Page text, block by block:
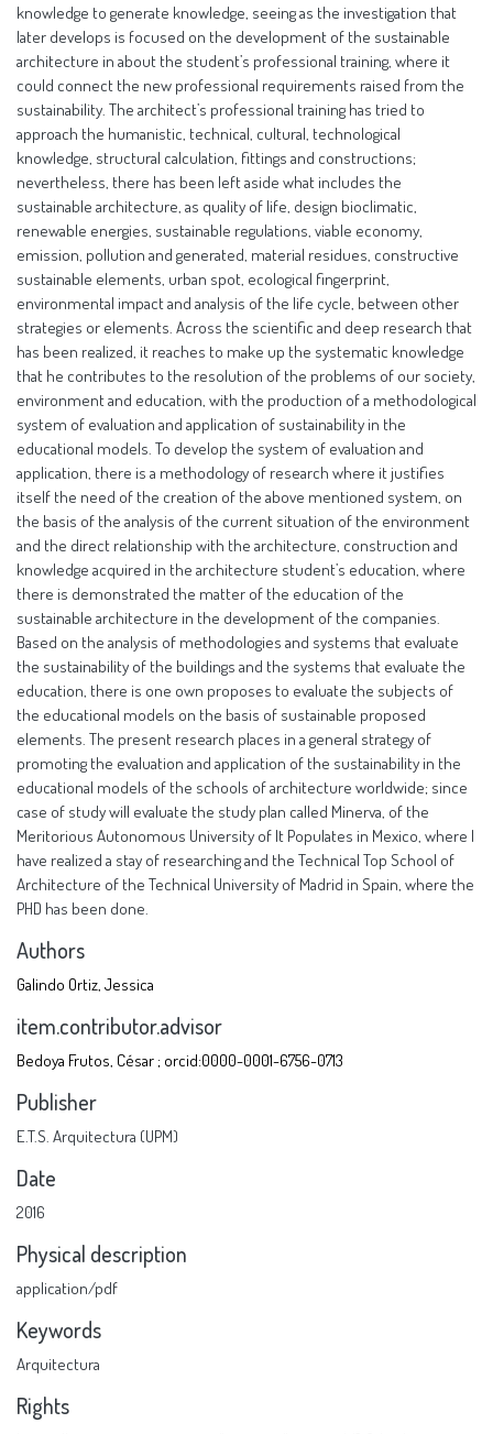
knowledge to generate knowledge, seeing as the investigation that
later develops is focused on the development of the sustainable
architecture in about the student’s professional training, where it
could connect the new professional requirements raised from the
sustainability. The architect’s professional training has tried to
approach the humanistic, technical, cultural, technological
knowledge, structural calculation, fittings and constructions;
nevertheless, there has been left aside what includes the
sustainable architecture, as quality of life, design bioclimatic,
renewable energies, sustainable regulations, viable economy,
emission, pollution and generated, material residues, constructive
sustainable elements, urban spot, ecological fingerprint,
environmental impact and analysis of the life cycle, between other
strategies or elements. Across the scientific and deep research that
has been realized, it reaches to make up the systematic knowledge
that he contributes to the resolution of the problems of our society,
environment and education, with the production of a methodological
system of evaluation and application of sustainability in the
educational models. To develop the system of evaluation and
application, there is a methodology of research where it justifies
itself the need of the creation of the above mentioned system, on
the basis of the analysis of the current situation of the environment
and the direct relationship with the architecture, construction and
knowledge acquired in the architecture student’s education, where
there is demonstrated the matter of the education of the
sustainable architecture in the development of the companies.
Based on the analysis of methodologies and systems that evaluate
the sustainability of the buildings and the systems that evaluate the
education, there is one own proposes to evaluate the subjects of
the educational models on the basis of sustainable proposed
elements. The present research places in a general strategy of
promoting the evaluation and application of the sustainability in the
educational models of the schools of architecture worldwide; since
case of study will evaluate the study plan called Minerva, of the
Meritorious Autonomous University of It Populates in Mexico, where I
have realized a stay of researching and the Technical Top School of
Architecture of the Technical University of Madrid in Spain, where the
PHD has been done.
Authors
Galindo Ortiz, Jessica
item.contributor.advisor
Bedoya Frutos, César ; orcid:0000-0001-6756-0713
Publisher
E.T.S. Arquitectura (UPM)
Date
2016
Physical description
application/pdf
Keywords
Arquitectura
Rights